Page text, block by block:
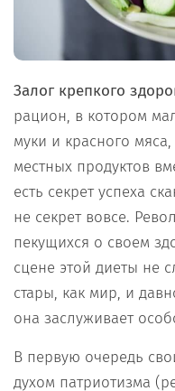
Залог крепкого
рацион, в котором
муки и красного
местных продуктов
есть секрет успеха
не секрет вовсе.
пекущихся о своем
сцене этой диеты не
стары, как мир, и
она заслуживает
В первую очередь
духом патриотизма